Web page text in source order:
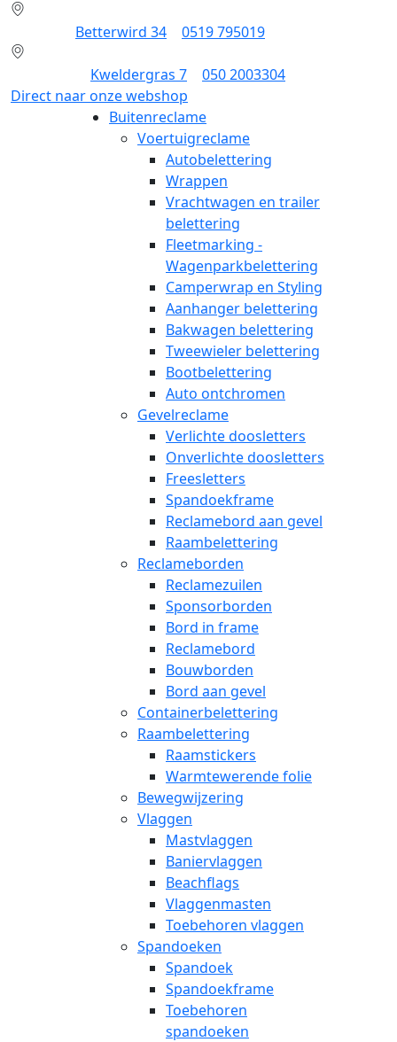
Betterwird 34 0519 795019
Kweldergras 7
050 2003304
Direct naar onze webshop
Buitenreclame
Voertuigreclame
Autobelettering
Wrappen
Vrachtwagen en trailer
belettering
Fleetmarking -
Wagenparkbelettering
Camperwrap en Styling
Aanhanger belettering
Bakwagen belettering
Tweewieler belettering
Bootbelettering
Auto ontchromen
Gevelreclame
Verlichte doosletters
Onverlichte doosletters
Freesletters
Spandoekframe
Reclamebord aan gevel
Raambelettering
Reclameborden
Reclamezuilen
Sponsorborden
Bord in frame
Reclamebord
Bouwborden
Bord aan gevel
Containerbelettering
Raambelettering
Raamstickers
Warmtewerende folie
Bewegwijzering
Vlaggen
Mastvlaggen
Baniervlaggen
Beachflags
Vlaggenmasten
Toebehoren vlaggen
Spandoeken
Spandoek
Spandoekframe
Toebehoren
spandoeken